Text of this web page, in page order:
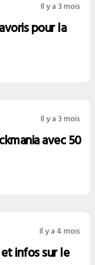
Il y a 3 mois
pour la
Il y a 3 mois
avec 50
Il y a 4 mois
infos sur le